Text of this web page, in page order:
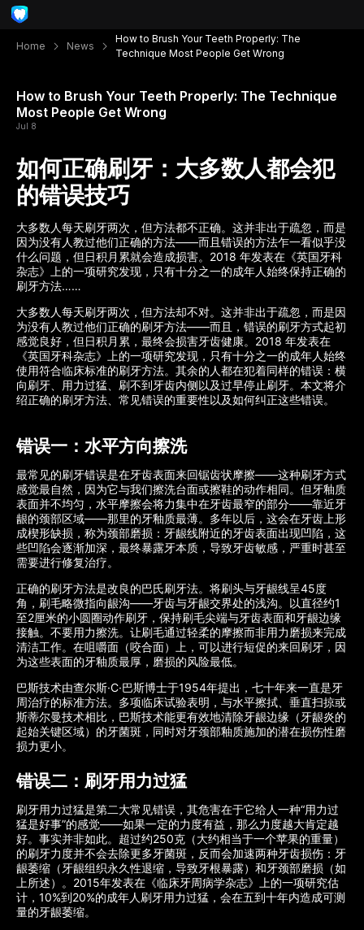
Home News
How to Brush Your Teeth Properly: The
Technique Most People Get Wrong
How to Brush Your Teeth Properly: The Technique
Most People Get Wrong
Jul 8
如何正确刷牙：大多数人都会犯
的错误技巧
大多数人每天刷牙两次，但方法都不正确。这并非出于疏忽，而是
因为没有人教过他们正确的方法——而且错误的方法乍一看似乎没
什么问题，但日积月累就会造成损害。2018 年发表在《英国牙科
杂志》上的一项研究发现，只有十分之一的成年人始终保持正确的
刷牙方法……
大多数人每天刷牙两次，但方法却不对。这并非出于疏忽，而是因
为没有人教过他们正确的刷牙方法——而且，错误的刷牙方式起初
感觉良好，但日积月累，最终会损害牙齿健康。2018 年发表在
《英国牙科杂志》上的一项研究发现，只有十分之一的成年人始终
使用符合临床标准的刷牙方法。其余的人都在犯着同样的错误：横
向刷牙、用力过猛、刷不到牙齿内侧以及过早停止刷牙。本文将介
绍正确的刷牙方法、常见错误的重要性以及如何纠正这些错误。
错误一：水平方向擦洗
最常见的刷牙错误是在牙齿表面来回锯齿状摩擦——这种刷牙方式
感觉最自然，因为它与我们擦洗台面或擦鞋的动作相同。但牙釉质
表面并不均匀，水平摩擦会将力集中在牙齿最窄的部分——靠近牙
龈的颈部区域——那里的牙釉质最薄。多年以后，这会在牙齿上形
成楔形缺损，称为颈部磨损：牙龈线附近的牙齿表面出现凹陷，这
些凹陷会逐渐加深，最终暴露牙本质，导致牙齿敏感，严重时甚至
需要进行修复治疗。
正确的刷牙方法是改良的巴氏刷牙法。将刷头与牙龈线呈45度
角，刷毛略微指向龈沟——牙齿与牙龈交界处的浅沟。以直径约1
至2厘米的小圆圈动作刷牙，保持刷毛尖端与牙齿表面和牙龈边缘
接触。不要用力擦洗。让刷毛通过轻柔的摩擦而非用力磨损来完成
清洁工作。在咀嚼面（咬合面）上，可以进行短促的来回刷牙，因
为这些表面的牙釉质最厚，磨损的风险最低。
巴斯技术由查尔斯·C·巴斯博士于1954年提出，七十年来一直是牙
周治疗的标准方法。多项临床试验表明，与水平擦拭、垂直扫掠或
斯蒂尔曼技术相比，巴斯技术能更有效地清除牙龈边缘（牙龈炎的
起始关键区域）的牙菌斑，同时对牙颈部釉质施加的潜在损伤性磨
损力更小。
错误二：刷牙用力过猛
刷牙用力过猛是第二大常见错误，其危害在于它给人一种“用力过
猛是好事”的感觉——如果一定的力度有益，那么力度越大肯定越
好。事实并非如此。超过约250克（大约相当于一个苹果的重量）
的刷牙力度并不会去除更多牙菌斑，反而会加速两种牙齿损伤：牙
龈萎缩（牙龈组织永久性退缩，导致牙根暴露）和牙颈部磨损（如
上所述）。2015年发表在《临床牙周病学杂志》上的一项研究估
计，10%到20%的成年人刷牙用力过猛，会在五到十年内造成可测
量的牙龈萎缩。